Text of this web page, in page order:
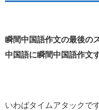
瞬間中国語作文の最後の
中国語に瞬間中国語作文
いわばタイムアタックです